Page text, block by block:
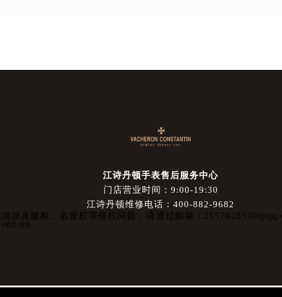
江诗丹顿手表售后服务中心
门店营业时间：9:00-19:30
江诗丹顿维修电话：400-882-9682
涉及版权、名誉权等侵权问题，请通过邮箱：